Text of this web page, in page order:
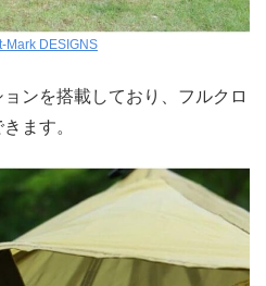
Mark DESIGNS
ンを搭載しており、フルクロ
ます。